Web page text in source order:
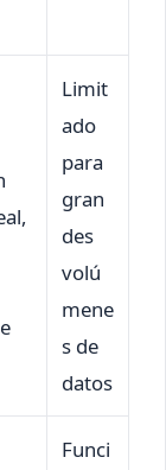
Limit
ado
para
gran
des
volú
mene
s de
datos
Funci